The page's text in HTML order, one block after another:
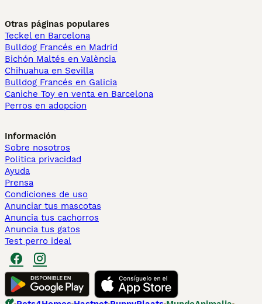
Otras páginas populares
Teckel en Barcelona
Bulldog Francés en Madrid
Bichón Maltés en València
Chihuahua en Sevilla
Bulldog Francés en Galicia
Caniche Toy en venta en Barcelona
Perros en adopcion
Información
Sobre nosotros
Politica privacidad
Ayuda
Prensa
Condiciones de uso
Anunciar tus mascotas
Anuncia tus cachorros
Anuncia tus gatos
Test perro ideal